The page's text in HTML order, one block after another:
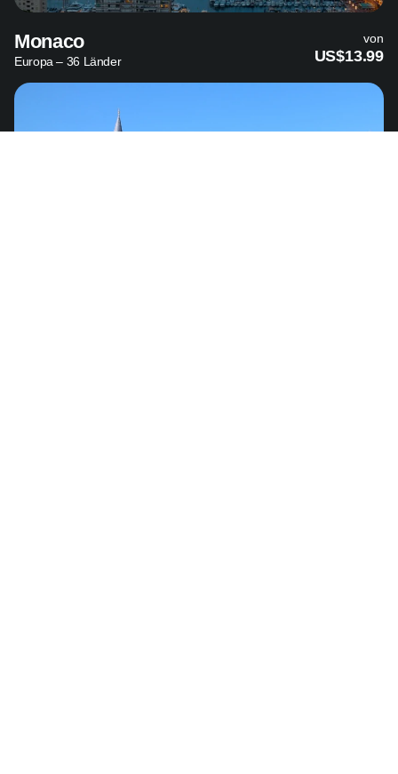
Monaco
Europa – 36 Länder
von
US$13.99